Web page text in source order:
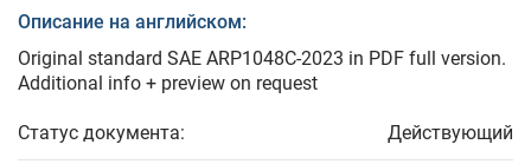
Описание на английском:
Original standard SAE ARP1048C-2023 in PDF full version.
Additional info + preview on request
Статус документа: Действующий